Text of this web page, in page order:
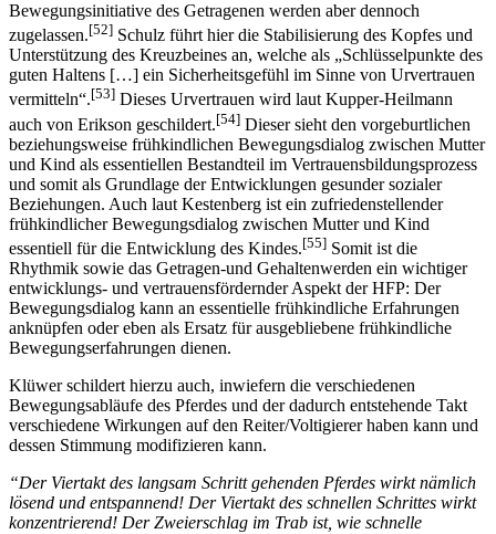
Beim Tragen stabilisieren das Pferd wie auch die Mutter den Körper
des Getragenen zwar, die Eigenaktivität beziehungsweise die
Bewegungsinitiative des Getragenen werden aber dennoch
zugelassen.[52]Schulz führt hier die Stabilisierung des Kopfes und
Unterstützung des Kreuzbeines an, welche als „Schlüsselpunkte des
guten Haltens […] ein Sicherheitsgefühl im Sinne von Urvertrauen
vermitteln“.[53]Dieses Urvertrauen wird laut Kupper-Heilmann
auch von Erikson geschildert.[54]Dieser sieht den vorgeburtlichen
beziehungsweise frühkindlichen Bewegungsdialog zwischen Mutter
und Kind als essentiellen Bestandteil im Vertrauensbildungsprozess
und somit als Grundlage der Entwicklungen gesunder sozialer
Beziehungen. Auch laut Kestenberg ist ein zufriedenstellender
frühkindlicher Bewegungsdialog zwischen Mutter und Kind
essentiell für die Entwicklung des Kindes.[55]Somit ist die
Rhythmik sowie das Getragen-und Gehaltenwerden ein wichtiger
entwicklungs- und vertrauensfördernder Aspekt der HFP: Der
Bewegungsdialog kann an essentielle frühkindliche Erfahrungen
Bewegungserfahrungen dienen.
Klüwer schildert hierzu auch, inwiefern die verschiedenen
Bewegungsabläufe des Pferdes und der dadurch entstehende Takt
dessen Stimmung modifizieren kann.
“Der Viertakt des langsam Schritt gehenden Pferdes wirkt nämlich